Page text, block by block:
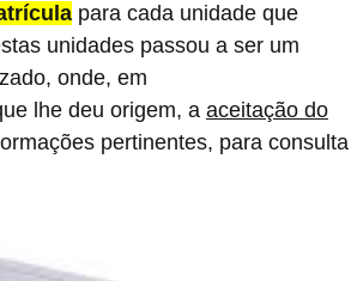
para cada unidade que
unidades passou a ser um
onde, em
lhe deu origem, a aceitação do
pertinentes, para consulta